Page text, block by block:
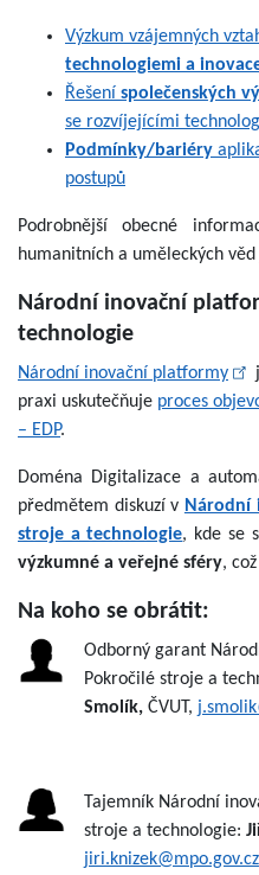
Výzkum vzájemných
technologiemi a
Řešení společenských
se rozvíjejícími
Podmínky/bariéry
postupů
Podrobnější obecné
humanitních a uměleckých
Národní inovační
technologie
Národní inovační platformy
praxi uskutečňuje proces
– EDP.
Doména Digitalizace a
předmětem diskuzí v Národní
stroje a technologie, kde se
výzkumné a veřejné sféry,
Na koho se obrátit:
Odborný garant
Pokročilé stroje a
Smolík, ČVUT,
Tajemník Národní
stroje a technologie:
jiri.knizek@mpo.gov.cz